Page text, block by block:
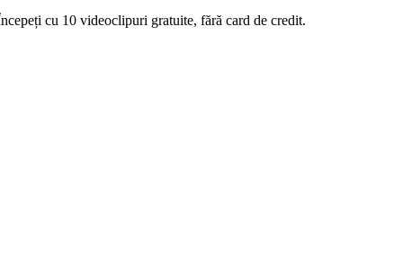
cu 10 videoclipuri gratuite, fără card de credit.